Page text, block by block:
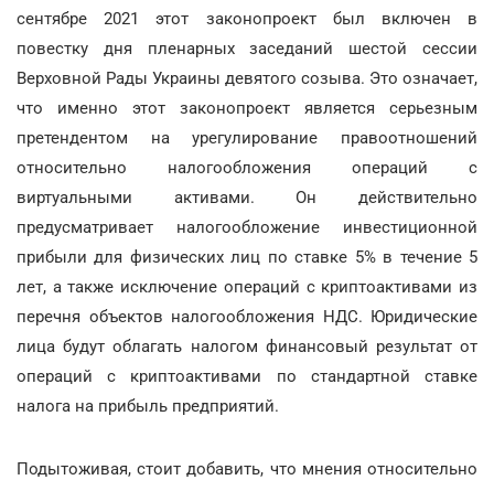
сентябре 2021 этот законопроект был включен в
повестку дня пленарных заседаний шестой сессии
Верховной Рады Украины девятого созыва. Это означает,
что именно этот законопроект является серьезным
претендентом на урегулирование правоотношений
относительно налогообложения операций с
виртуальными активами. Он действительно
предусматривает налогообложение инвестиционной
прибыли для физических лиц по ставке 5% в течение 5
лет, а также исключение операций с криптоактивами из
перечня объектов налогообложения НДС. Юридические
лица будут облагать налогом финансовый результат от
операций с криптоактивами по стандартной ставке
налога на прибыль предприятий.
Подытоживая, стоит добавить, что мнения относительно